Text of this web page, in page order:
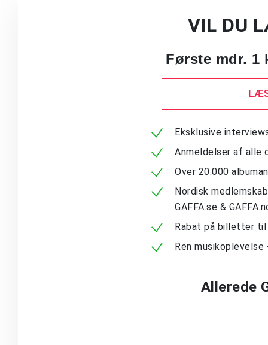
VIL DU
Første mdr.
Eksklusive
Anmeldelser af alle
Over 20.000
Nordisk
GAFFA.se &
Rabat på billetter
Ren
Allerede